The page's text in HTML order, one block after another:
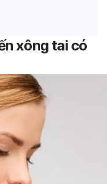
xông tai có